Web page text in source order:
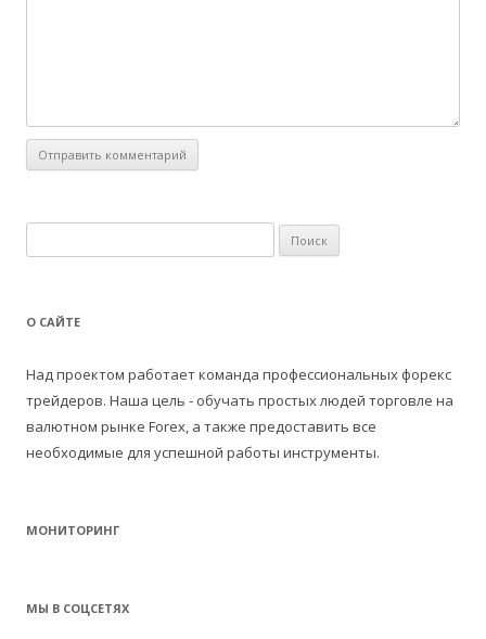
а
т
:
О САЙТЕ
Над проектом работает команда профессиональных форекс
трейдеров. Наша цель - обучать простых людей торговле на
валютном рынке Forex, а также предоставить все
необходимые для успешной работы инструменты.
МОНИТОРИНГ
МЫ В СОЦСЕТЯХ